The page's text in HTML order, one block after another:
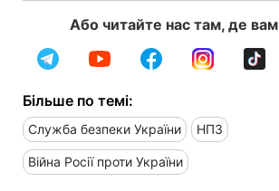
Або читайте нас там, де
Більше по темі:
Служба безпеки України НПЗ
Війна Росії проти України